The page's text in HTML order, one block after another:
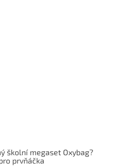
školní megaset Oxybag?
prvňáčka